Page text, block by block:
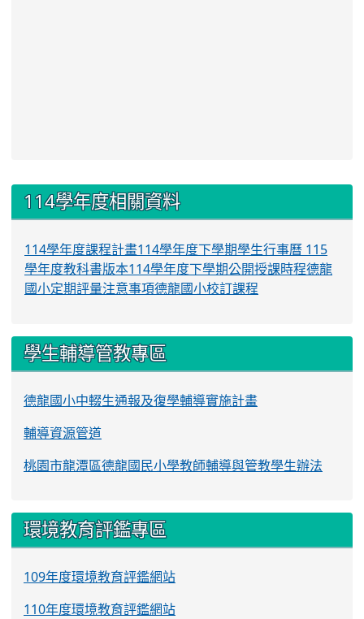
::: 114學年度相關資料
114學年度課程計畫114學年度下學期學生行事曆 115
學年度教科書版本114學年度下學期公開授課時程德龍
國小定期評量注意事項德龍國小校訂課程
學生輔導管教專區
德龍國小中輟生通報及復學輔導實施計畫
輔導資源管道
桃園市龍潭區德龍國民小學教師輔導與管教學生辦法
環境教育評鑑專區
109年度環境教育評鑑網站
110年度環境教育評鑑網站